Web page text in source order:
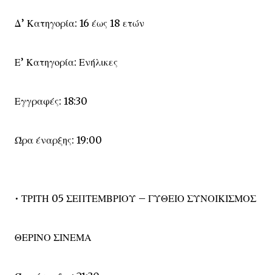
Δ’ Κατηγορία: 16 έως 18 ετών
Ε’ Κατηγορία: Ενήλικες
Εγγραφές: 18:30
Ώρα έναρξης: 19:00
• ΤΡΙΤΗ 05 ΣΕΠΤΕΜΒΡΙΟΥ – ΓΥΘΕΙΟ ΣΥΝΟΙΚΙΣΜΟΣ
ΘΕΡΙΝΟ ΣΙΝΕΜΑ